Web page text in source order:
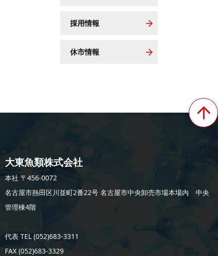
採用情報
休市情報
大東魚類株式会社
本社 〒456-0072
名古屋市熱田区川並町2番22号 名古屋市中央卸売市場本場内 中央
管理棟4階
代表 TEL (052)683-3311
FAX (052)683-3329